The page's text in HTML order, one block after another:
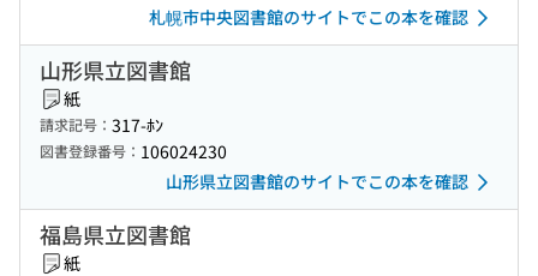
札幌市中央図書館のサイトでこの本を確認
山形県立図書館
紙
請求記号： 317-ﾎﾝ
図書登録番号： 106024230
山形県立図書館のサイトでこの本を確認
福島県立図書館
紙